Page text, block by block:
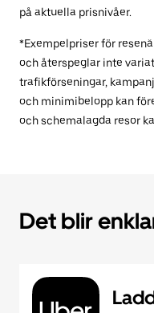
på aktuella prisnivåer.
*Exempelpriser för
och återspeglar inte
trafikförseningar,
och minimibelopp kan
och schemalagda resor
Det blir